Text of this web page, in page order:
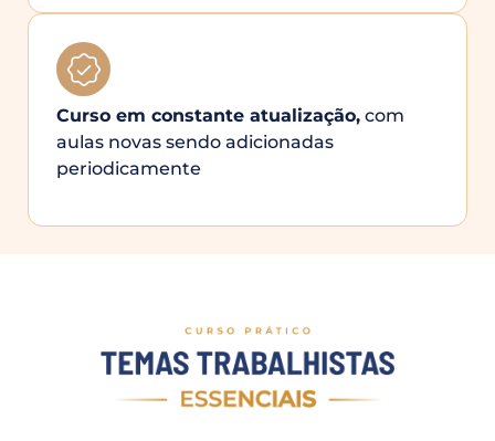
Curso em constante atualização, com
aulas novas sendo adicionadas
periodicamente